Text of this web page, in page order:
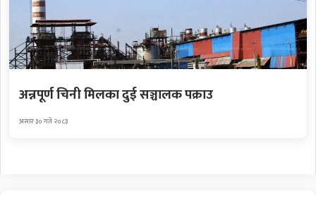
अन्नपूर्ण चिनी मिलका दुई सञ्चालक पक्राउ
असार ३० गते २०८३